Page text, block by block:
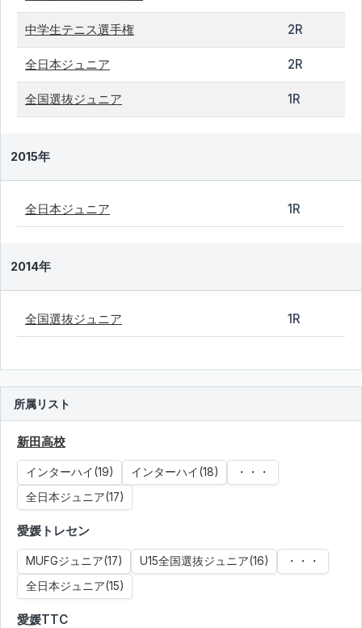
中学生テニス選手権 2R
全日本ジュニア 2R
全国選抜ジュニア 1R
2015年
全日本ジュニア 1R
2014年
全国選抜ジュニア 1R
所属リスト
新田高校
インターハイ(19) インターハイ(18)
・・・
全日本ジュニア(17)
愛媛トレセン
MUFGジュニア(17) U15全国選抜ジュニア(16)
・・・
全日本ジュニア(15)
愛媛TTC